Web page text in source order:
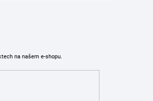
na našem e-shopu.